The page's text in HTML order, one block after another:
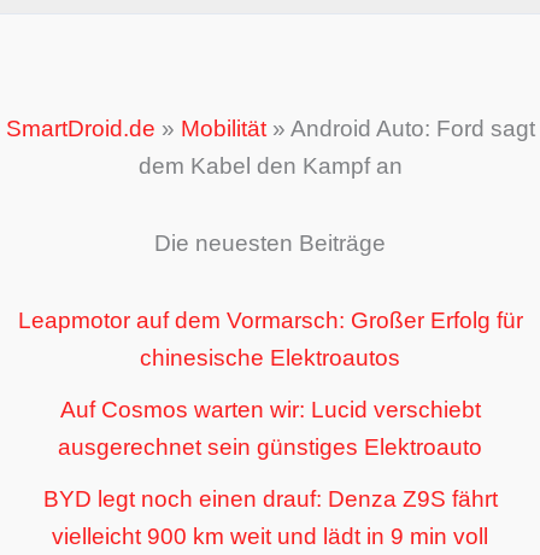
SmartDroid.de » Mobilität» Android Auto: Ford sagt
dem Kabel den Kampf an
Die neuesten Beiträge
Leapmotor auf dem Vormarsch: Großer Erfolg für
chinesische Elektroautos
Auf Cosmos warten wir: Lucid verschiebt
ausgerechnet sein günstiges Elektroauto
BYD legt noch einen drauf: Denza Z9S fährt
vielleicht 900 km weit und lädt in 9 min voll